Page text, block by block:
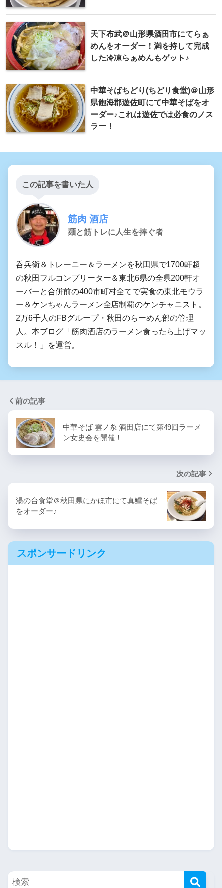
天下布武＠山形県酒田市にてらぁ
めんをオーダー！満を持して完成
した冷凍らぁめんもゲット♪
中華そばちどり(ちどり食堂)＠山形
県飽海郡遊佐町にて中華そばをオ
ーダー♪これは遊佐では必食のノス
ラー！
この記事を書いた人
筋肉 酒店
麺と筋トレに人生を捧ぐ者
呑兵衛＆トレーニー＆ラーメンを秋田県で1700軒超
の秋田フルコンプリーター＆東北6県の全県200軒オ
ーバーと合併前の400市町村全てで実食の東北モウラ
ー＆ケンちゃんラーメン全店制覇のケンチャニスト。
2万6千人のFBグループ・秋田のらーめん部の管理
人。本ブログ「筋肉酒店のラーメン食ったら上げマッ
スル！」を運営。
前の記事
中華そば 雲ノ糸 酒田店にて第49回ラーメ
ン女史会を開催！
次の記事
湯の台食堂＠秋田県にかほ市にて真鱈そば
をオーダー♪
スポンサードリンク